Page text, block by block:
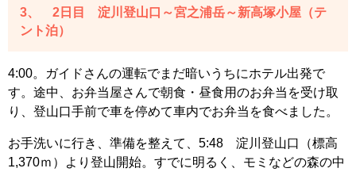
3、 2日目 淀川登山口～宮之浦岳～新高塚小屋（テ
ント泊）
4:00。ガイドさんの運転でまだ暗いうちにホテル出発で
す。途中、お弁当屋さんで朝食・昼食用のお弁当を受け取
り、登山口手前で車を停めて車内でお弁当を食べました。
お手洗いに行き、準備を整えて、5:48 淀川登山口（標高
1,370ｍ）より登山開始。すでに明るく、モミなどの森の中